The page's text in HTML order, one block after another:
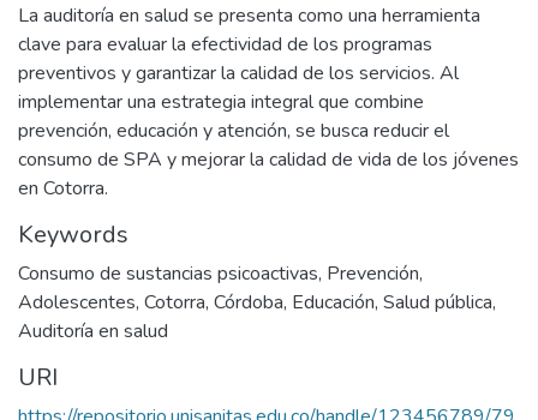
La auditoría en salud se presenta como una herramienta
clave para evaluar la efectividad de los programas
preventivos y garantizar la calidad de los servicios. Al
implementar una estrategia integral que combine
prevención, educación y atención, se busca reducir el
consumo de SPA y mejorar la calidad de vida de los jóvenes
en Cotorra.
Keywords
Consumo de sustancias psicoactivas, Prevención,
Adolescentes, Cotorra, Córdoba, Educación, Salud pública,
Auditoría en salud
URI